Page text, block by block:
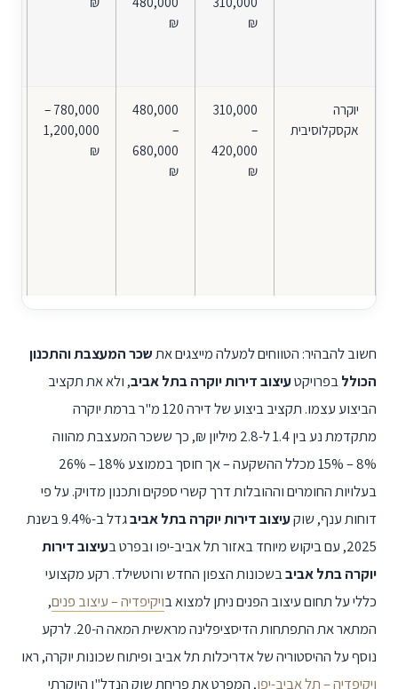
₪
₪
יוקרה
אקסקלוסיבית
310,000
–
420,000
₪
480,000
–
680,000
₪
780,000 –
1,200,000
₪
חשוב להבהיר: הטווחים למעלה מייצגים אתשכר המעצבת והתכנון
הכוללבפרויקטעיצוב דירות יוקרה בתל אביב, ולא את תקציב
הביצוע עצמו. תקציב ביצוע של דירה 120 מ"ר ברמת יוקרה
מתקדמת נע בין 1.4 ל-2.8 מיליון ₪, כך ששכר המעצבת מהווה
15% – 8%מכלל ההשקעה – אך חוסך בממוצע26% – 18%
בעלויות החומרים וההובלות דרך קשרי ספקים ותכנון מדויק. על פי
דוחות ענף, שוקעיצוב דירות יוקרה בתל אביב
גדל ב-9.4% בשנת
2025, עם ביקוש מיוחד באזור תל אביב-יפו ובפרט ב
עיצוב דירות
יוקרה בתל אביבבשכונות הצפון החדש ורוטשילד. רקע מקצועי
כללי על תחום עיצוב הפנים ניתן למצוא בויקיפדיה – עיצוב פנים,
המתאר את התפתחות הדיסציפלינה מראשית המאה ה-20. לרקע
נוסף על ההיסטוריה של אדריכלות תל אביב ופיתוח שכונות יוקרה, ראו
ויקיפדיה – תל אביב-יפו, המפרט את פריחת שוק הנדל"ן היוקרתי